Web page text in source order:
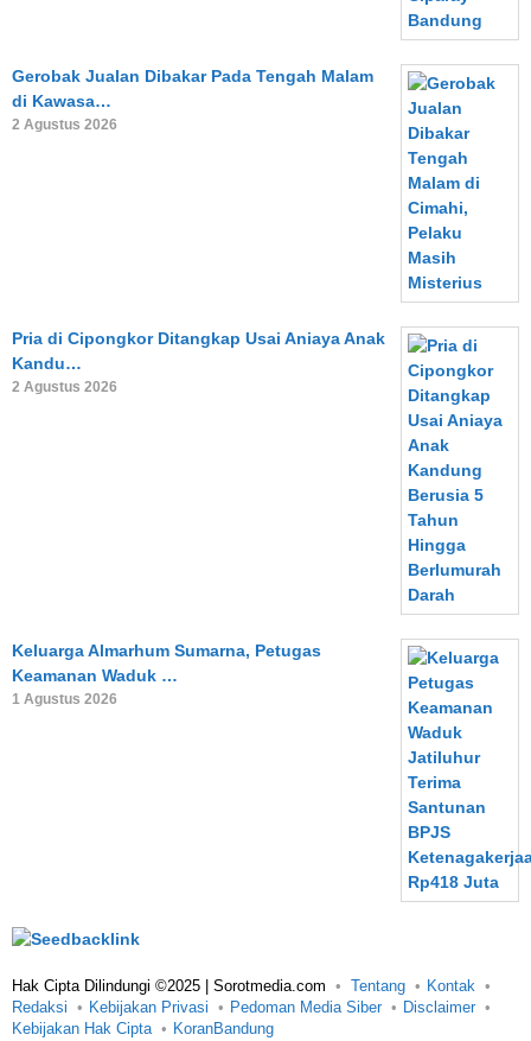
Gerobak Jualan Dibakar Pada Tengah Malam
di Kawasa…
2 Agustus 2026
Pria di Cipongkor Ditangkap Usai Aniaya Anak
Kandu…
2 Agustus 2026
Keluarga Almarhum Sumarna, Petugas
Keamanan Waduk …
1 Agustus 2026
Hak Cipta Dilindungi ©2025 | Sorotmedia.com Tentang
Kontak
Redaksi
Kebijakan Privasi Pedoman Media Siber
Disclaimer
Kebijakan Hak Cipta
KoranBandung